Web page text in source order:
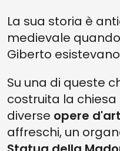
La sua storia è
medievale
Giberto
Su una di queste
costruita la
diverse opere
affreschi, un